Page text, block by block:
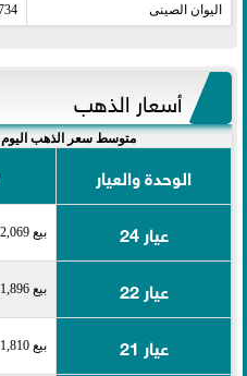
اليوان الصينى​
أسعار الذهب
متوسط سعر الذهب اليوم
الوحدة والعيار
عيار 24
بيع 2,069 شراء 2,114
عيار 22 بيع 1,896 شراء 1,938
عيار 21 بيع 1,810 شراء 1,850